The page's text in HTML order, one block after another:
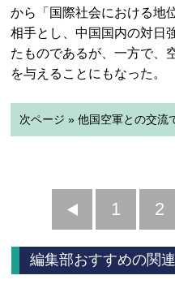
から「国際社会における地
相手とし、中国国内の対日
たものであるが、一方で、
を与えることにもなった。
次ページ » 他国空軍との交流
前
へ
1 2
編集部おすすめの関